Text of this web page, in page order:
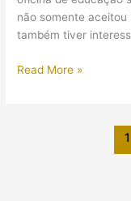
não somente aceitou
também tiver
(Guest
Read More »
1